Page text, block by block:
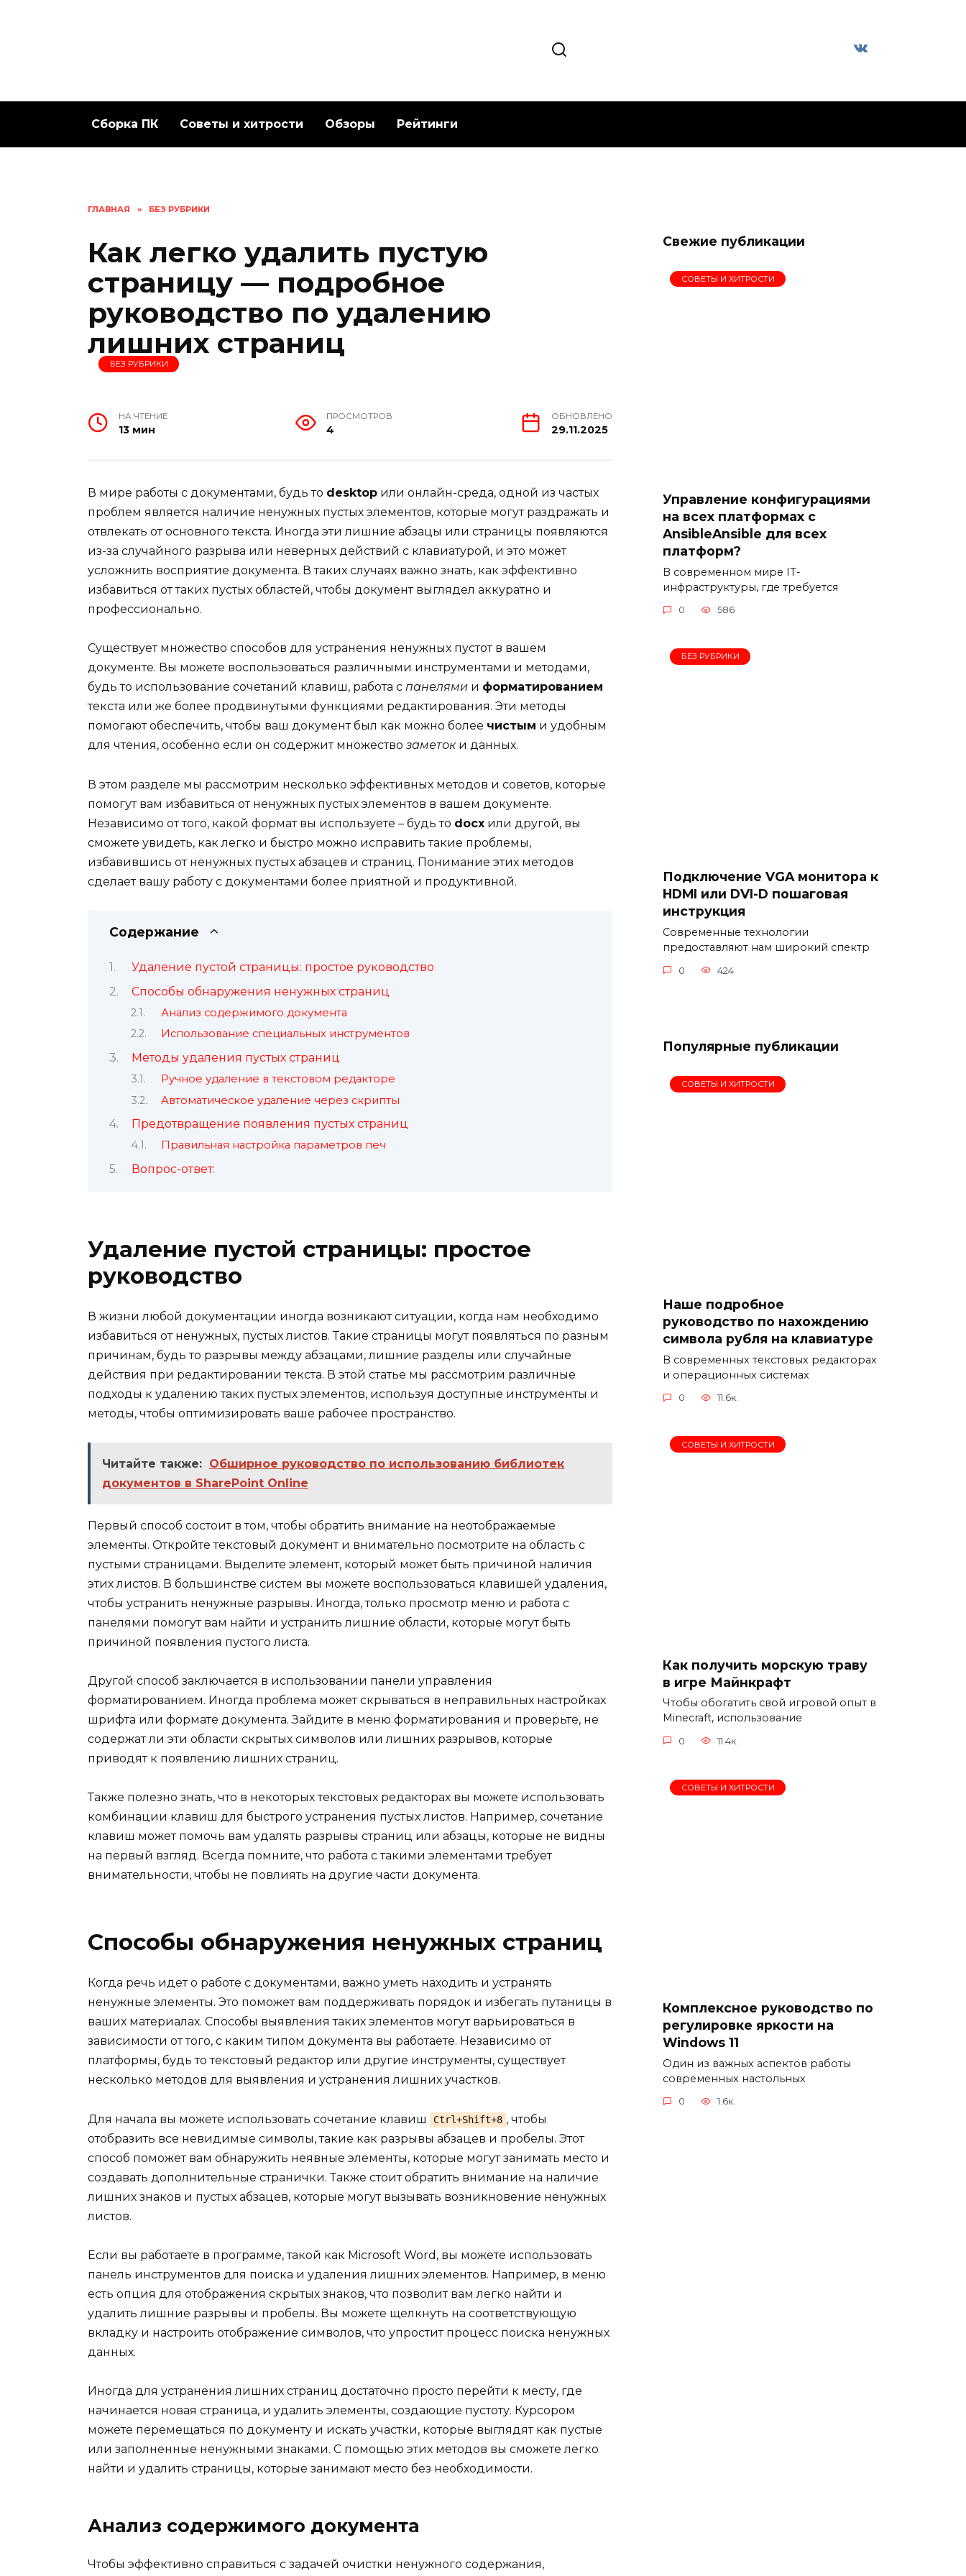
Сборка ПК Советы и хитрости Обзоры Рейтинги
ГЛАВНАЯ » БЕЗ РУБРИКИ
Как легко удалить пустую
страницу — подробное
руководство по удалению
лишних страниц
БЕЗ РУБРИКИ
НА ЧТЕНИЕ
13 мин
ПРОСМОТРОВ
4
ОБНОВЛЕНО
29.11.2025
В мире работы с документами, будь то desktop или онлайн-среда, одной из частых
проблем является наличие ненужных пустых элементов, которые могут раздражать и
отвлекать от основного текста. Иногда эти лишние абзацы или страницы появляются
из-за случайного разрыва или неверных действий с клавиатурой, и это может
усложнить восприятие документа. В таких случаях важно знать, как эффективно
избавиться от таких пустых областей, чтобы документ выглядел аккуратно и
профессионально.
Существует множество способов для устранения ненужных пустот в вашем
документе. Вы можете воспользоваться различными инструментами и методами,
будь то использование сочетаний клавиш, работа с панелями и форматированием
текста или же более продвинутыми функциями редактирования. Эти методы
помогают обеспечить, чтобы ваш документ был как можно более чистым и удобным
для чтения, особенно если он содержит множество заметоки данных.
В этом разделе мы рассмотрим несколько эффективных методов и советов, которые
помогут вам избавиться от ненужных пустых элементов в вашем документе.
Независимо от того, какой формат вы используете – будь то docx или другой, вы
сможете увидеть, как легко и быстро можно исправить такие проблемы,
избавившись от ненужных пустых абзацев и страниц. Понимание этих методов
сделает вашу работу с документами более приятной и продуктивной.
Содержание
Удаление пустой страницы: простое руководство
Способы обнаружения ненужных страниц
Анализ содержимого документа
Использование специальных инструментов
Методы удаления пустых страниц
Ручное удаление в текстовом редакторе
Автоматическое удаление через скрипты
Предотвращение появления пустых страниц
Правильная настройка параметров печ
Вопрос-ответ:
Удаление пустой страницы: простое
руководство
В жизни любой документации иногда возникают ситуации, когда нам необходимо
избавиться от ненужных, пустых листов. Такие страницы могут появляться по разным
причинам, будь то разрывы между абзацами, лишние разделы или случайные
действия при редактировании текста. В этой статье мы рассмотрим различные
подходы к удалению таких пустых элементов, используя доступные инструменты и
методы, чтобы оптимизировать ваше рабочее пространство.
Читайте также: Обширное руководство по использованию библиотек
документов в SharePoint Online
Первый способ состоит в том, чтобы обратить внимание на неотображаемые
элементы. Откройте текстовый документ и внимательно посмотрите на область с
пустыми страницами. Выделите элемент, который может быть причиной наличия
этих листов. В большинстве систем вы можете воспользоваться клавишей удаления,
чтобы устранить ненужные разрывы. Иногда, только просмотр меню и работа с
панелями помогут вам найти и устранить лишние области, которые могут быть
причиной появления пустого листа.
Другой способ заключается в использовании панели управления
форматированием. Иногда проблема может скрываться в неправильных настройках
шрифта или формате документа. Зайдите в меню форматирования и проверьте, не
содержат ли эти области скрытых символов или лишних разрывов, которые
приводят к появлению лишних страниц.
Также полезно знать, что в некоторых текстовых редакторах вы можете использовать
комбинации клавиш для быстрого устранения пустых листов. Например, сочетание
клавиш может помочь вам удалять разрывы страниц или абзацы, которые не видны
на первый взгляд. Всегда помните, что работа с такими элементами требует
внимательности, чтобы не повлиять на другие части документа.
Способы обнаружения ненужных страниц
Когда речь идет о работе с документами, важно уметь находить и устранять
ненужные элементы. Это поможет вам поддерживать порядок и избегать путаницы в
ваших материалах. Способы выявления таких элементов могут варьироваться в
зависимости от того, с каким типом документа вы работаете. Независимо от
платформы, будь то текстовый редактор или другие инструменты, существует
несколько методов для выявления и устранения лишних участков.
Для начала вы можете использовать сочетание клавиш Ctrl+Shift+8 , чтобы
отобразить все невидимые символы, такие как разрывы абзацев и пробелы. Этот
способ поможет вам обнаружить неявные элементы, которые могут занимать место и
создавать дополнительные странички. Также стоит обратить внимание на наличие
лишних знаков и пустых абзацев, которые могут вызывать возникновение ненужных
листов.
Если вы работаете в программе, такой как Microsoft Word, вы можете использовать
панель инструментов для поиска и удаления лишних элементов. Например, в меню
есть опция для отображения скрытых знаков, что позволит вам легко найти и
удалить лишние разрывы и пробелы. Вы можете щелкнуть на соответствующую
вкладку и настроить отображение символов, что упростит процесс поиска ненужных
данных.
Иногда для устранения лишних страниц достаточно просто перейти к месту, где
начинается новая страница, и удалить элементы, создающие пустоту. Курсором
можете перемещаться по документу и искать участки, которые выглядят как пустые
или заполненные ненужными знаками. С помощью этих методов вы сможете легко
найти и удалить страницы, которые занимают место без необходимости.
Анализ содержимого документа
Чтобы эффективно справиться с задачей очистки ненужного содержания,
Свежие публикации
СОВЕТЫ И ХИТРОСТИ
Управление конфигурациями
на всех платформах с
AnsibleAnsible для всех
платформ?
В современном мире IT-
инфраструктуры, где требуется
0 586
БЕЗ РУБРИКИ
Подключение VGA монитора к
HDMI или DVI-D пошаговая
инструкция
Современные технологии
предоставляют нам широкий спектр
0 424
Популярные публикации
СОВЕТЫ И ХИТРОСТИ
Наше подробное
руководство по нахождению
символа рубля на клавиатуре
В современных текстовых редакторах
и операционных системах
0 11.6к.
СОВЕТЫ И ХИТРОСТИ
Как получить морскую траву
в игре Майнкрафт
Чтобы обогатить свой игровой опыт в
Minecraft, использование
0 11.4к.
СОВЕТЫ И ХИТРОСТИ
Комплексное руководство по
регулировке яркости на
Windows 11
Один из важных аспектов работы
современных настольных
0 1.6к.